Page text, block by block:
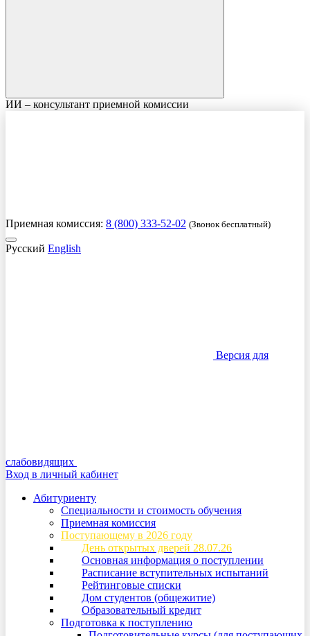
ИИ – консультант приемной комиссии
Приемная комиссия: 8 (800) 333-52-02 (Звонок бесплатный)
Русский English
Версия для
слабовидящих
Вход в личный кабинет
Абитуриенту
Специальности и стоимость обучения
Приемная комиссия
Поступающему в 2026 году
День открытых дверей 28.07.26
Основная информация о поступлении
Расписание вступительных испытаний
Рейтинговые списки
Дом студентов (общежитие)
Образовательный кредит
Подготовка к поступлению